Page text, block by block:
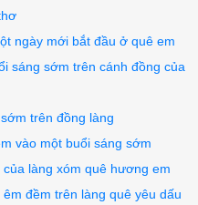
ngày mới bắt đầu ở quê em
sáng sớm trên cánh đồng của
trên đồng làng
vào một buổi sáng sớm
làng xóm quê hương em
đềm trên làng quê yêu dấu